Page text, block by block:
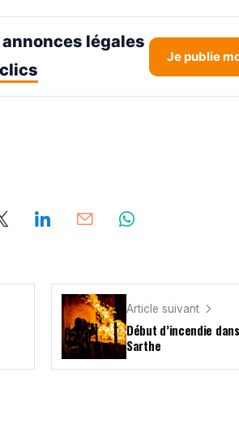
légales
Je publie
Article suivant
Début d’incendie
Sarthe